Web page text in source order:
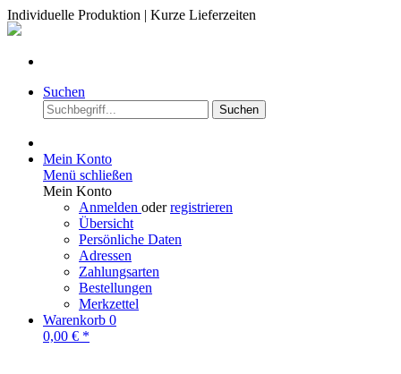
Individuelle Produktion | Kurze Lieferzeiten
Suchen
Suchen
Mein Konto
Menü schließen
Mein Konto
Anmelden oderregistrieren
Übersicht
Persönliche Daten
Adressen
Zahlungsarten
Bestellungen
Merkzettel
Warenkorb 0
0,00 € *